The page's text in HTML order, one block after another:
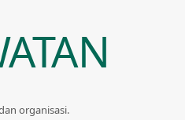
organisasi.